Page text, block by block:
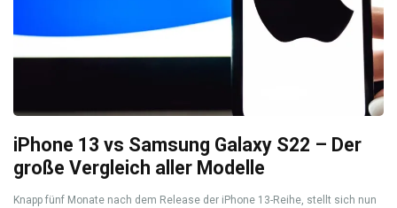
iPhone 13 vs Samsung Galaxy S22 – Der
große Vergleich aller Modelle
Knapp fünf Monate nach dem Release der iPhone 13-Reihe, stellt sich nun